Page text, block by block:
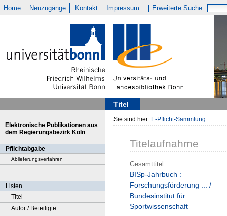
Home Neuzugänge Kontakt Impressum Erweiterte Suche
Titel
Elektronische Publikationen aus
dem Regierungsbezirk Köln
Pflichtabgabe
Ablieferungsverfahren
Listen
Titel
Autor / Beteiligte
Sie sind hier: E-Pflicht-Sammlung
Titelaufnahme
Gesamttitel
BISp-Jahrbuch :
Forschungsförderung ... /
Bundesinstitut für
Sportwissenschaft